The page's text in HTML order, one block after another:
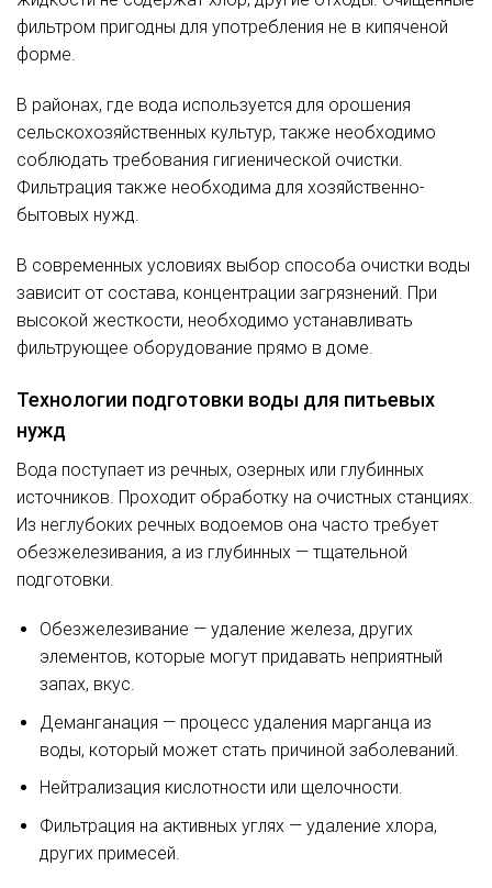
фильтром пригодны для употребления не в кипяченой
форме.
В районах, где вода используется для орошения
сельскохозяйственных культур, также необходимо
соблюдать требования гигиенической очистки.
Фильтрация также необходима для хозяйственно-
бытовых нужд.
В современных условиях выбор способа очистки воды
зависит от состава, концентрации загрязнений. При
высокой жесткости, необходимо устанавливать
фильтрующее оборудование прямо в доме.
Технологии подготовки воды для питьевых
нужд
Вода поступает из речных, озерных или глубинных
источников. Проходит обработку на очистных станциях.
Из неглубоких речных водоемов она часто требует
обезжелезивания, а из глубинных — тщательной
подготовки.
Обезжелезивание — удаление железа, других
элементов, которые могут придавать неприятный
запах, вкус.
Деманганация — процесс удаления марганца из
воды, который может стать причиной заболеваний.
Нейтрализация кислотности или щелочности.
Фильтрация на активных углях — удаление хлора,
других примесей.